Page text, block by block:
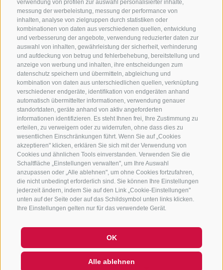
verwendung von profilen zur auswahl personalisierter inhalte,
messung der werbeleistung, messung der performance von
inhalten, analyse von zielgruppen durch statistiken oder
kombinationen von daten aus verschiedenen quellen, entwicklung
und verbesserung der angebote, verwendung reduzierter daten zur
auswahl von inhalten, gewährleistung der sicherheit, verhinderung
und aufdeckung von betrug und fehlerbehebung, bereitstellung und
anzeige von werbung und inhalten, ihre entscheidungen zum
datenschutz speichern und übermitteln, abgleichung und
kombination von daten aus unterschiedlichen quellen, verknüpfung
verschiedener endgeräte, identifikation von endgeräten anhand
automatisch übermittelter informationen, verwendung genauer
standortdaten, geräte anhand von aktiv angeforderten
informationen identifizieren. Es steht Ihnen frei, Ihre Zustimmung zu
erteilen, zu verweigern oder zu widerrufen, ohne dass dies zu
wesentlichen Einschränkungen führt. Wenn Sie auf „Cookies
akzeptieren" klicken, erklären Sie sich mit der Verwendung von
Cookies und ähnlichen Tools einverstanden. Verwenden Sie die
Schaltfläche „Einstellungen verwalten", um Ihre Auswahl
anzupassen oder „Alle ablehnen", um ohne Cookies fortzufahren,
die nicht unbedingt erforderlich sind. Sie können Ihre Einstellungen
jederzeit ändern, indem Sie auf den Link „Cookie-Einstellungen"
unten auf der Seite oder auf das Schildsymbol unten links klicken.
Ihre Einstellungen gelten nur für das verwendete Gerät.
OK
Alle ablehnen
KONTAKTIERE UNS
+39 0472 765325/+39 0472 760608/+39 0472
632372
info@sterzing-ratschings.it
NEWSLETTER
Bleib am Laufenden
Newsletter Anmelden
COOKIE-RICHTLINIE